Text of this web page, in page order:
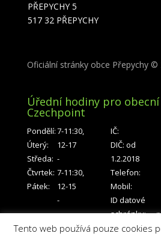
PŘEPYCHY 5
517 32 PŘEPYCHY
Oficiální stránky obce Přepychy©
Úřední hodiny pro obecní
Czechpoint
Pondělí:
Úterý:
Středa:
Čtvrtek:
Pátek:
7-11:30,
12-17
-
7-11:30,
12-15
-
-
IČ:
DIČ: od
1.2.2018
Telefon:
Mobil:
ID datové
schránky:
Číslo účtu:
Tento web používá pouze cookies